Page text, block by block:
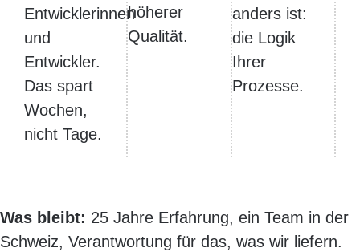
Entwicklerinnen
und
Entwickler.
Das spart
Wochen,
nicht Tage.
höherer
Qualität.
anders ist:
die Logik
Ihrer
Prozesse.
Was bleibt: 25 Jahre Erfahrung, ein Team in der
Schweiz, Verantwortung für das, was wir liefern.